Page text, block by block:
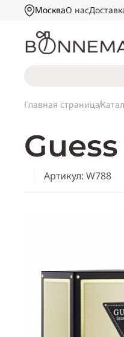
МоскваО нас
Главная страница
Артикул: W788